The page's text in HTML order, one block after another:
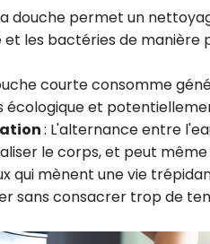
douche permet un
et les bactéries de
courte consomme
écologique et
: L'alternance entre
le corps, et peut
qui mènent une vie
sans consacrer trop de